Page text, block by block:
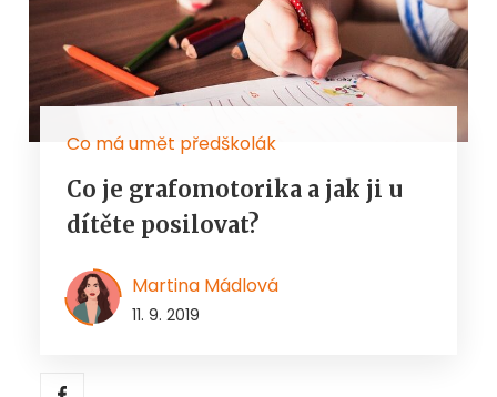
Co má umět předškolák
Co je grafomotorika a jak ji u
dítěte posilovat?
Martina Mádlová
11. 9. 2019